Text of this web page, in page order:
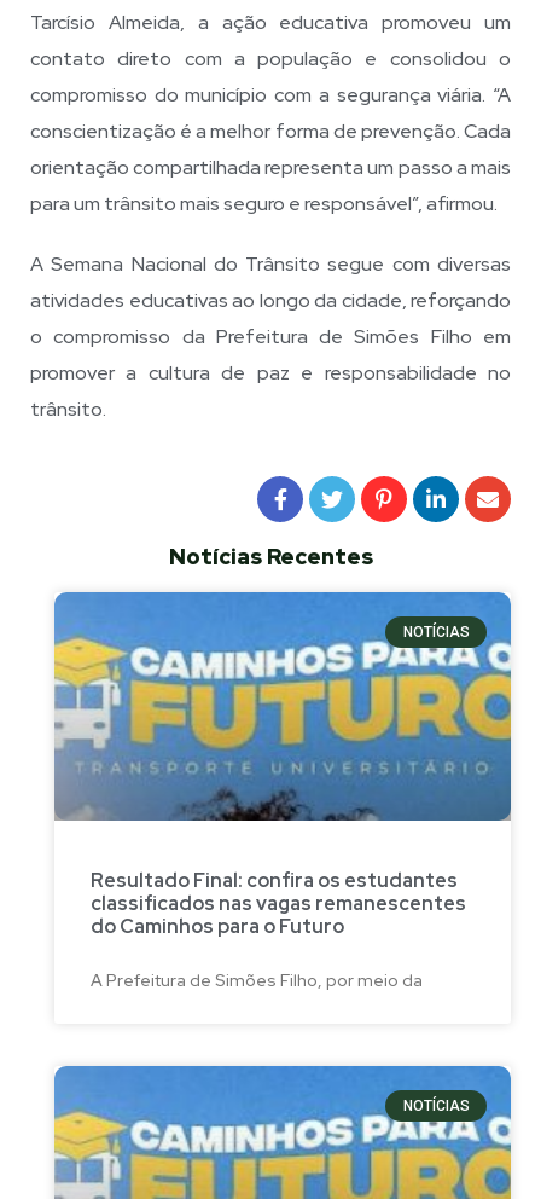
Tarcísio Almeida, a ação educativa promoveu um
contato direto com a população e consolidou o
compromisso do município com a segurança viária. “A
conscientização é a melhor forma de prevenção. Cada
orientação compartilhada representa um passo a mais
para um trânsito mais seguro e responsável”, afirmou.
A Semana Nacional do Trânsito segue com diversas
atividades educativas ao longo da cidade, reforçando
o compromisso da Prefeitura de Simões Filho em
promover a cultura de paz e responsabilidade no
trânsito.
Notícias Recentes
NOTÍCIAS
Resultado Final: confira os estudantes
classificados nas vagas remanescentes
do Caminhos para o Futuro
A Prefeitura de Simões Filho, por meio da
NOTÍCIAS